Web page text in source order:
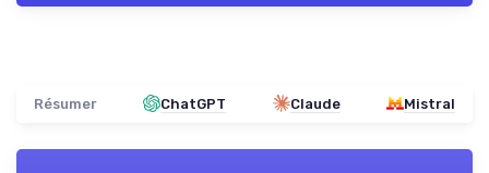
Résumer ChatGPT Claude Mistral